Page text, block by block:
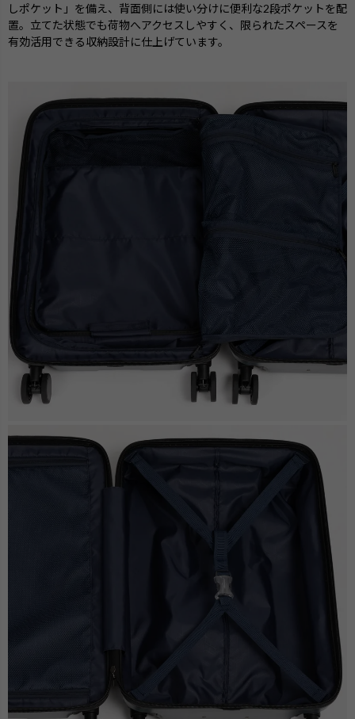
しポケット」を備え、背面側には使い分けに便利な2段ポケットを配
置。立てた状態でも荷物へアクセスしやすく、限られたスペースを
有効活用できる収納設計に仕上げています。